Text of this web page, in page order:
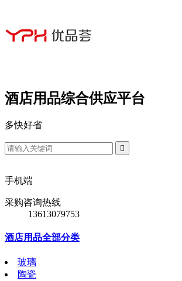
酒店用品综合供应平台
多快好省

手机端
采购咨询热线
13613079753
酒店用品全部分类
玻璃
陶瓷